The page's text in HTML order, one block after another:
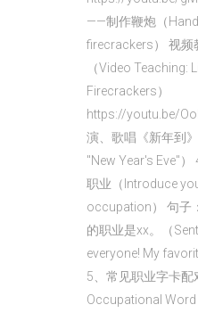
——制作鞭炮（
firecrackers） 视频
（Video Teaching:
Firecrackers）
https://youtu.be/
演、歌唱《新年到
"New Year's Eve"
职业（Introduce
occupation） 句子
的职业是xx。（
everyone! My
5、常见职业字卡
Occupational